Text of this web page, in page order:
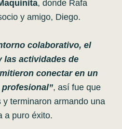
, donde Rafa
y amigo, Diego.
colaborativo, el
las actividades de
conectar en un
, así fue que
y terminaron armando una
a puro éxito.